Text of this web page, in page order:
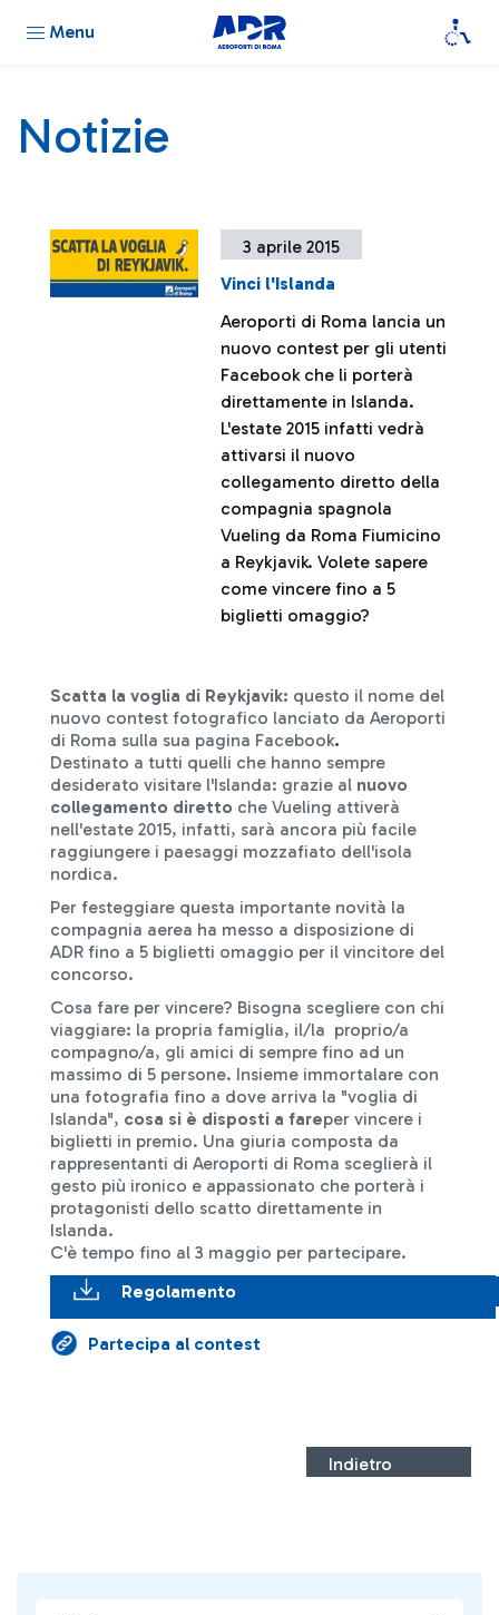
Menu
Notizie
3 aprile 2015
Vinci l'Islanda
Aeroporti di Roma lancia un
nuovo contest per gli utenti
Facebook che li porterà
direttamente in Islanda.
L'estate 2015 infatti vedrà
attivarsi il nuovo
collegamento diretto della
compagnia spagnola
Vueling da Roma Fiumicino
a Reykjavik. Volete sapere
come vincere fino a 5
biglietti omaggio?
Scatta la voglia di Reykjavik: questo il nome del
nuovo contest fotografico lanciato da Aeroporti
di Roma sulla sua pagina Facebook.
Destinato a tutti quelli che hanno sempre
desiderato visitare l'Islanda: grazie al nuovo
collegamento diretto che Vueling attiverà
nell'estate 2015, infatti, sarà ancora più facile
raggiungere i paesaggi mozzafiato dell'isola
nordica.
Per festeggiare questa importante novità la
compagnia aerea ha messo a disposizione di
ADR fino a 5 biglietti omaggio per il vincitore del
concorso.
Cosa fare per vincere? Bisogna scegliere con chi
viaggiare: la propria famiglia, il/la proprio/a
compagno/a, gli amici di sempre fino ad un
massimo di 5 persone. Insieme immortalare con
una fotografia fino a dove arriva la "voglia di
Islanda", cosa si è disposti a fareper vincere i
biglietti in premio. Una giuria composta da
rappresentanti di Aeroporti di Roma sceglierà il
gesto più ironico e appassionato che porterà i
protagonisti dello scatto direttamente in
Islanda.
C'è tempo fino al 3 maggio per partecipare.
Regolamento
Partecipa al contest
Indietro